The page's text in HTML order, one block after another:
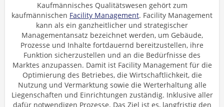
Kaufmännisches Qualitätswesen gehört zum
kaufmännischen Facility Management. Facility Management
kann als ein ganzheitlicher und strategischer
Managementansatz bezeichnet werden, um Gebäude,
Prozesse und Inhalte fortdauernd bereitzustellen, ihre
Funktion sicherzustellen und an die Bedürfnisse des
Marktes anzupassen. Damit ist Facility Management für die
Optimierung des Betriebes, die Wirtschaftlichkeit, die
Nutzung und Vermarktung sowie die Werterhaltung alle
Liegenschaften und Einrichtungen zuständig. Inklusive aller
dafür notwendigen Prozesse. Das Ziel ist es, langfristig den